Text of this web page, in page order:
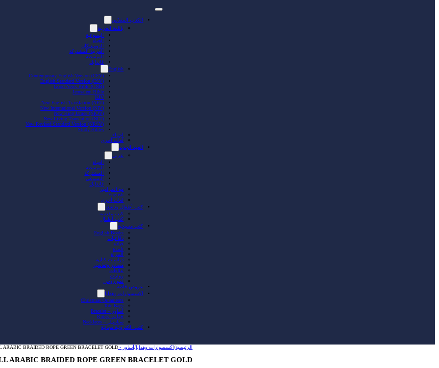
الكتاب المقدّس
باللغة العربية
اليسوعية
الحياة
الدومينيكان
العربية المشتركة
المبسطة
فاندايك
English
Contemporary English Version (CEV)
English Standard Version (ESV)
Good News Bible (GNB)
Jerusalem Bible
KJV
New English Translation (NET)
New International Version (NIV)
New King James (NKJV)
New Living Translation (NLT)
New Revised Standard Version (NRSV)
Study Bibles
اجزاء
لغات أخرى
العهد الجديد
عربي
الحياة
المبسطة
المشتركة
اليسوعي
فاندايك
مع المزامير
English
لغات أخرى
كتب أطفال وناشئة
كتب مقدسة
كتب أطفال
كتب مسيحية
English Books
دفاعيات
قيادة
تلمذة
المرأة
دراسات كتابية
مصادر وتفاسير
علاقات
روايات
نمو روحي
عروض خاصة
اكسسوارات وهدايا
Christmas Ornaments
Tote Bags
أساور – Bracelet
خواتم- Rings
سناسيل – Necklaces
كتب الكترونية مجانية
الرئيسية/اكسسوارات وهدايا/أساور - BraceletARABIC BRAIDED ROPE GREEN BRACELET GOLD
ARABIC BRAIDED ROPE GREEN BRACELET GOLD